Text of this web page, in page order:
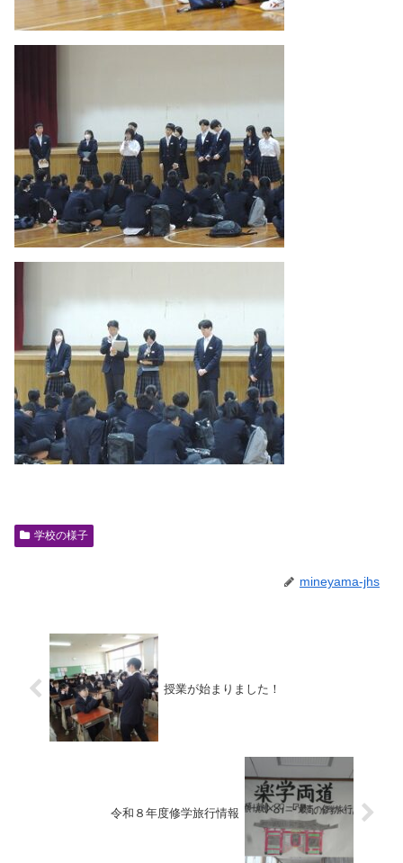
学校の様子
mineyama-jhs
授業が始まりました！
令和８年度修学旅行情報